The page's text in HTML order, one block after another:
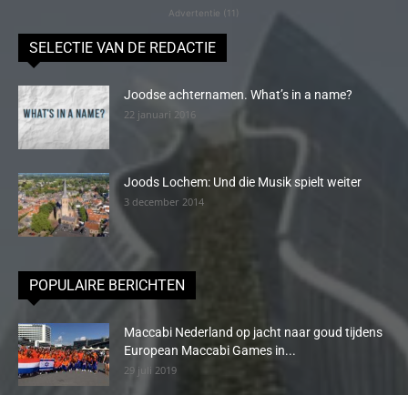
Advertentie (11)
SELECTIE VAN DE REDACTIE
Joodse achternamen. What’s in a name?
22 januari 2016
Joods Lochem: Und die Musik spielt weiter
3 december 2014
POPULAIRE BERICHTEN
Maccabi Nederland op jacht naar goud tijdens
European Maccabi Games in...
29 juli 2019